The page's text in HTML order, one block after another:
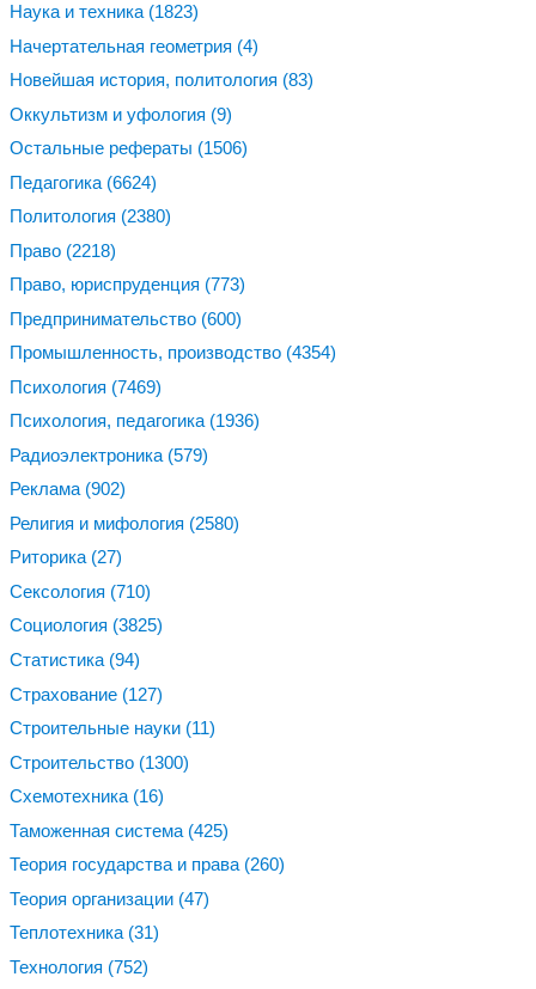
Наука и техника (1823)
Начертательная геометрия (4)
Новейшая история, политология (83)
Оккультизм и уфология (9)
Остальные рефераты (1506)
Педагогика (6624)
Политология (2380)
Право (2218)
Право, юриспруденция (773)
Предпринимательство (600)
Промышленность, производство (4354)
Психология (7469)
Психология, педагогика (1936)
Радиоэлектроника (579)
Реклама (902)
Религия и мифология (2580)
Риторика (27)
Сексология (710)
Социология (3825)
Статистика (94)
Страхование (127)
Строительные науки (11)
Строительство (1300)
Схемотехника (16)
Таможенная система (425)
Теория государства и права (260)
Теория организации (47)
Теплотехника (31)
Технология (752)